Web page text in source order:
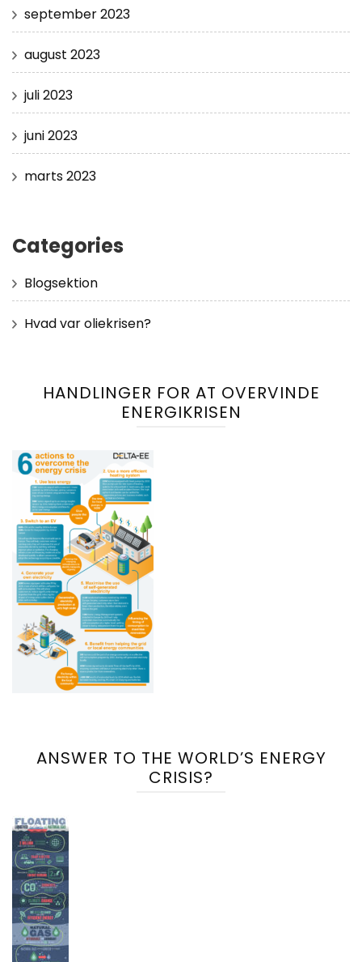
september 2023
august 2023
juli 2023
juni 2023
marts 2023
Categories
Blogsektion
Hvad var oliekrisen?
HANDLINGER FOR AT OVERVINDE
ENERGIKRISEN
ANSWER TO THE WORLD’S ENERGY
CRISIS?